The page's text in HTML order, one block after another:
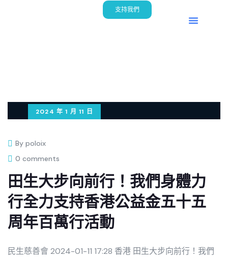
支持我們
2024 年 1 月 11 日
By poloix
0 comments
田生大步向前行！我們身體力
行全力支持香港公益金五十五
周年百萬行活動
民生慈善會 2024-01-11 17:28 香港 田生大步向前行！我們